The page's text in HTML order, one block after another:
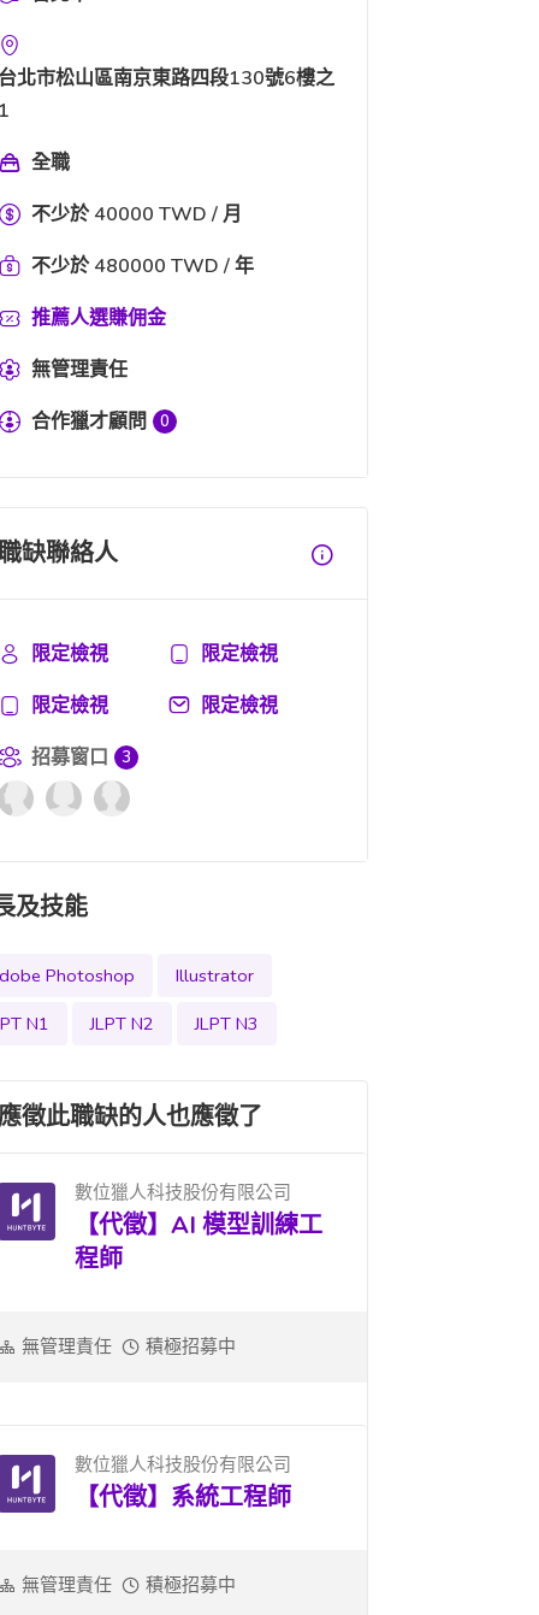
北市松山區南京東路四段130號6樓之
全職
不少於 40000 TWD / 月
不少於 480000 TWD / 年
推薦人選賺佣金
無管理責任
合作獵才顧問
0
缺聯絡人
限定檢視
限定檢視
限定檢視
限定檢視
招募窗口
3
及技能
Photoshop
Illustrator
N1
JLPT N2 JLPT N3
徵此職缺的人也應徵了
數位獵人科技股份有限公司
【代徵】AI 模型訓練工
程師
無管理責任 積極招募中
數位獵人科技股份有限公司
【代徵】系統工程師
無管理責任 積極招募中